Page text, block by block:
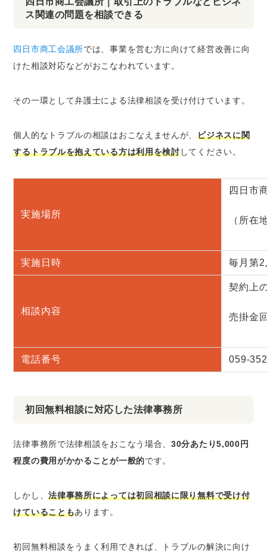
ス関連の問題を相談できる
四日市商工会議所では、事業を営む方に向けて経営改善に向
けた相談対応などがおこなわれています。
その一環として弁護士による法律相談を受け付けています。
個人的なトラブルの相談はおこなえませんが、ビジネスに関
するトラブルを抱えている方は利用を検討してください。
実施場所
四日市
（所在
実施日時 毎月第2
相談内容
契約上
売掛金
電話番号 059-
初回無料相談に対応した法律事務所
法律事務所で法律相談をおこなう場合、30分あたり5,000円
程度の費用がかかることが一般的です。
しかし、法律事務所によっては初回相談に限り無料で受け付
けていることもあります。
初回無料相談をうまく利用できれば、トラブルの解決に向け